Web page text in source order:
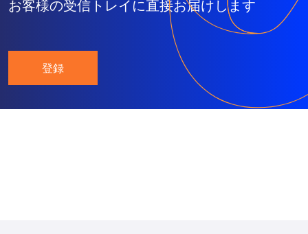
お客様の受信トレイに直接お届けします
登録